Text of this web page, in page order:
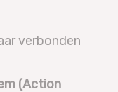
verbonden
(Action